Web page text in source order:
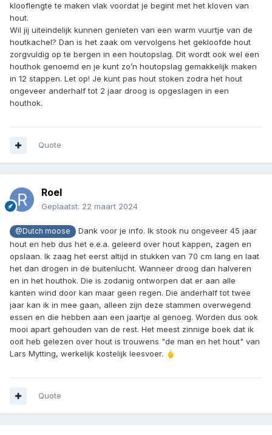
klooflengte te maken vlak voordat je begint met het kloven van
hout.
Wil jij uiteindelijk kunnen genieten van een warm vuurtje van de
houtkachel? Dan is het zaak om vervolgens het gekloofde hout
zorgvuldig op te bergen in een houtopslag. Dit wordt ook wel een
houthok genoemd en je kunt zo’n houtopslag gemakkelijk maken
in 12 stappen. Let op! Je kunt pas hout stoken zodra het hout
ongeveer anderhalf tot 2 jaar droog is opgeslagen in een
houthok.
Quote
Roel
Geplaatst: 22 maart 2024
@Dutch moose
Dank voor je info. Ik stook nu ongeveer 45 jaar
hout en heb dus het e.e.a. geleerd over hout kappen, zagen en
opslaan. Ik zaag het eerst altijd in stukken van 70 cm lang en laat
het dan drogen in de buitenlucht. Wanneer droog dan halveren
en in het houthok. Die is zodanig ontworpen dat er aan alle
kanten wind door kan maar geen regen. Die anderhalf tot twee
jaar kan ik in mee gaan, alleen zijn deze stammen overwegend
essen en die hebben aan een jaartje al genoeg. Worden dus ook
mooi apart gehouden van de rest. Het meest zinnige boek dat ik
ooit heb gelezen over hout is trouwens "de man en het hout" van
Lars Mytting, werkelijk kostelijk leesvoer. 🖕
Quote